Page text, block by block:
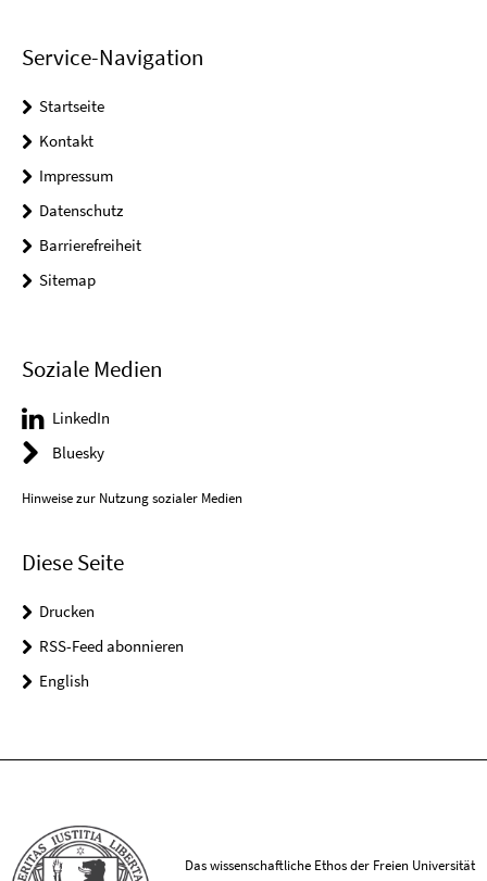
Service-Navigation
Startseite
Kontakt
Impressum
Datenschutz
Barrierefreiheit
Sitemap
Soziale Medien
LinkedIn
Bluesky
Hinweise zur Nutzung sozialer Medien
Diese Seite
Drucken
RSS-Feed abonnieren
English
Das wissenschaftliche Ethos der Freien Universität